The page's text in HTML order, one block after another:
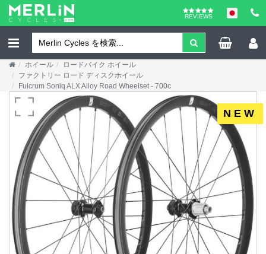
REVIEWS
ホイール
ロードバイク ホイール
ファクトリー ロード ディスクホイール
Fulcrum Soniq ALX Alloy Road Wheelset - 700c
NEW